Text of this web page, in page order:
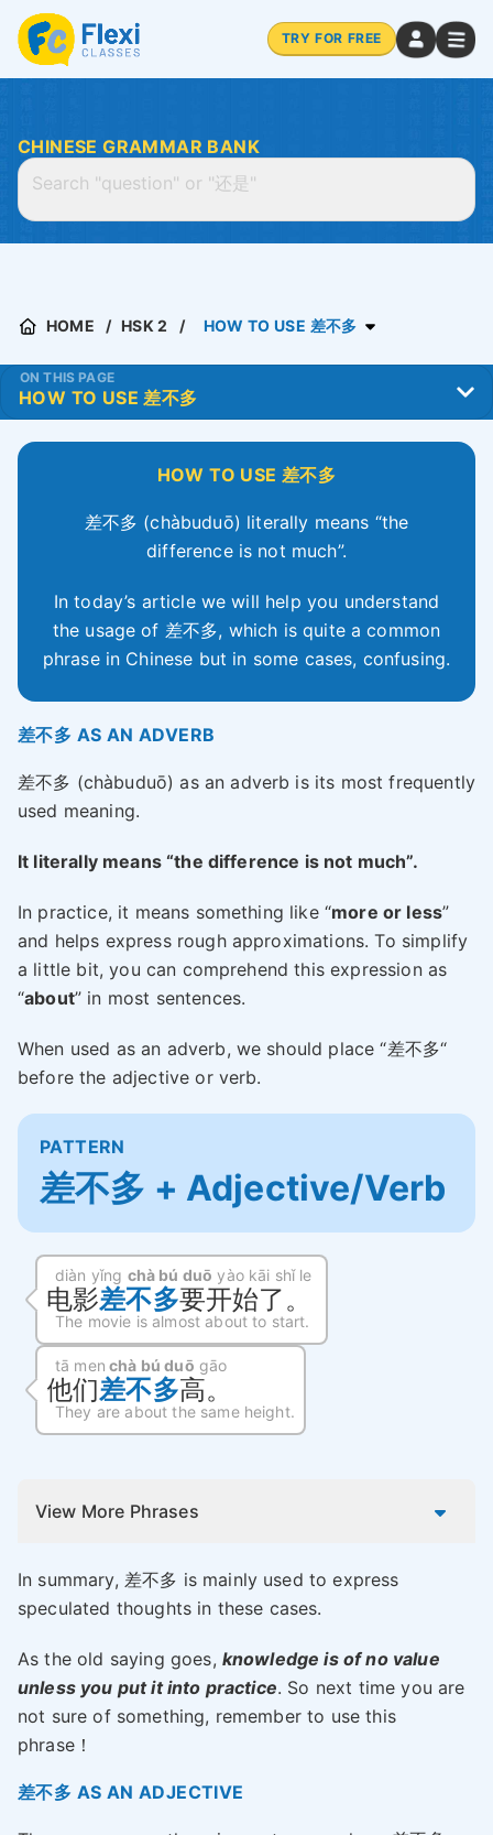
TRY FOR FREE
CHINESE GRAMMAR BANK
HOME HSK 2 HOW TO USE 差不多
ON THIS PAGE
HOW TO USE差不多
差不多 (chàbuduō) literally means “the
difference is not much”.
In today’s article we will help you understand
the usage of 差不多, which is quite a common
phrase in Chinese but in some cases, confusing.
差不多 AS AN ADVERB
差不多 (chàbuduō) as an adverb is its most frequently
used meaning.
It literally means “the difference is not much”.
In practice, it means something like “more or less”
and helps express rough approximations. To simplify
a little bit, you can comprehend this expression as
“about” in most sentences.
When used as an adverb, we should place “差不多“
before the adjective or verb.
PATTERN
差不多 + Adjective/Verb
diàn yǐng chà bú duō yào kāi shǐ le
电影差不多要开始了。
The movie is almost about to start.
tā men chà bú duō gāo
他们差不多高。
They are about the same height.
View More Phrases
In summary, 差不多 is mainly used to express
speculated thoughts in these cases.
As the old saying goes, knowledge is of no value
unless you put it into practice. So next time you are
not sure of something, remember to use this
phrase！
差不多 AS AN ADJECTIVE